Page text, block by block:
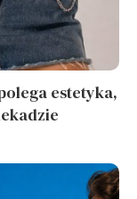
estetyka,